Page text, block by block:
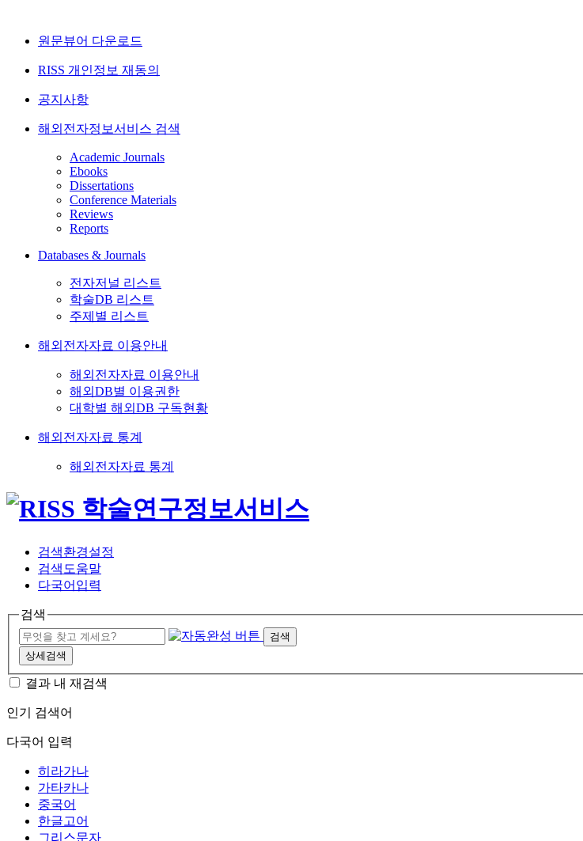
원문뷰어 다운로드
RISS 개인정보 재동의
공지사항
해외전자정보서비스 검색
Academic Journals
Ebooks
Dissertations
Conference Materials
Reviews
Reports
Databases & Journals
전자저널 리스트
학술DB 리스트
주제별 리스트
해외전자자료 이용안내
해외전자자료 이용안내
해외DB별 이용권한
대학별 해외DB 구독현황
해외전자자료 통계
해외전자자료 통계
검색환경설정
검색도움말
다국어입력
검색
검색
상세검색
결과 내 재검색
인기 검색어
다국어 입력
히라가나
가타카나
중국어
한글고어
그리스문자